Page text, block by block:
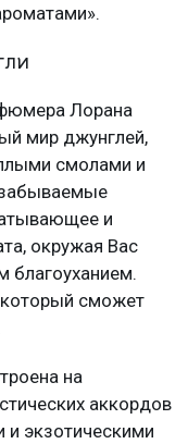
Лорана
мир джунглей,
смолами и
и
окружая Вас
сможет
на
аккордов
экзотическими